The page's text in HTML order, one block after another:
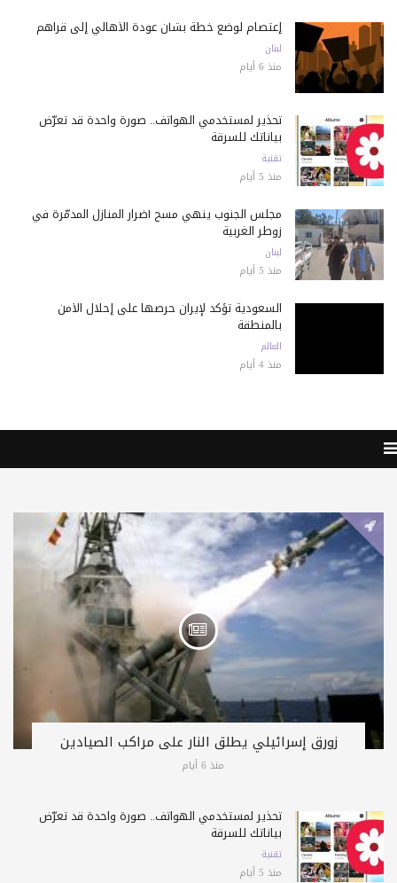
إعتصام لوضع خطة بشأن عودة الأهالي إلى قراهم
لبنان
منذ 6 أيام
تحذير لمستخدمي الهواتف.. صورة واحدة قد تعرّض
بياناتك للسرقة
تقنية
منذ 5 أيام
مجلس الجنوب ينهي مسح أضرار المنازل المدمّرة في
زوطر الغربية
لبنان
منذ 5 أيام
السعودية تؤكد لإيران حرصها على إحلال الأمن
بالمنطقة
العالم
منذ 4 أيام
زورق إسرائيلي يطلق النار على مراكب الصيادين
منذ 6 أيام
تحذير لمستخدمي الهواتف.. صورة واحدة قد تعرّض
بياناتك للسرقة
تقنية
منذ 5 أيام